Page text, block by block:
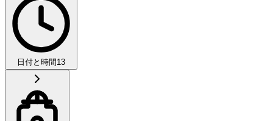
日付と時間 13